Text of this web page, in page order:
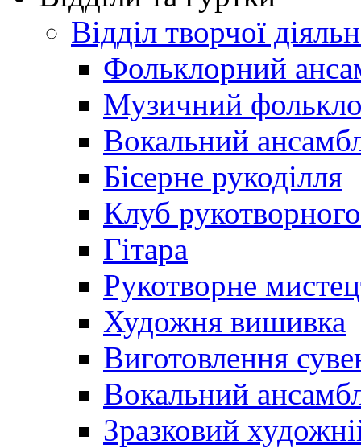
Відділ творчої
Фольклорний
Музичний
Вокальний
Бісерне рукоділля
Клуб
Гітара
Рукотворне
Художня вишивка
Виготовлення
Вокальний
Зразковий